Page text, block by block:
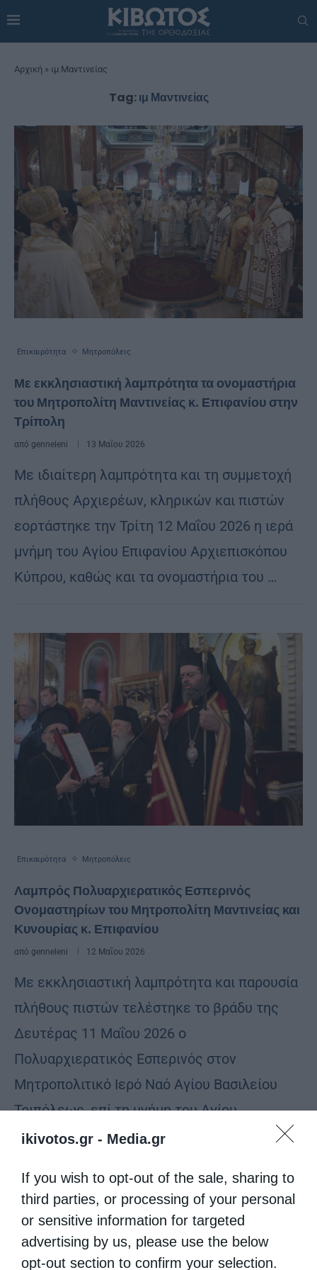
ikivotos.gr - Media.gr
If you wish to opt-out of the sale, sharing to
third parties, or processing of your personal
or sensitive information for targeted
advertising by us, please use the below
opt-out section to confirm your selection.
Αρχική » ιμ Μαντινείας
Tag:ιμ Μαντινείας
Επικαιρότητα Μητροπόλεις
Με εκκλησιαστική λαμπρότητα τα ονομαστήρια
του Μητροπολίτη Μαντινείας κ. Επιφανίου στην
Τρίπολη
από genneleni 13 Μαΐου 2026
Με ιδιαίτερη λαμπρότητα και τη συμμετοχή
πλήθους Αρχιερέων, κληρικών και πιστών
εορτάστηκε την Τρίτη 12 Μαΐου 2026 η ιερά
μνήμη του Αγίου Επιφανίου Αρχιεπισκόπου
Κύπρου, καθώς και τα ονομαστήρια του …
Επικαιρότητα Μητροπόλεις
Λαμπρός Πολυαρχιερατικός Εσπερινός
Ονομαστηρίων του Μητροπολίτη Μαντινείας και
Κυνουρίας κ. Επιφανίου
από genneleni 12 Μαΐου 2026
Με εκκλησιαστική λαμπρότητα και παρουσία
πλήθους πιστών τελέστηκε το βράδυ της
Δευτέρας 11 Μαΐου 2026 ο
Πολυαρχιερατικός Εσπερινός στον
Μητροπολιτικό Ιερό Ναό Αγίου Βασιλείου
Τριπόλεως, επί τη μνήμη του Αγίου …